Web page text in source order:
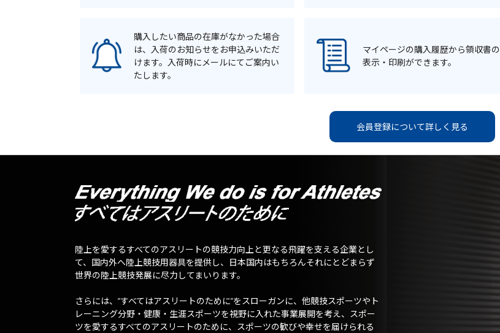
購入したい商品の在庫がなかった場合
は、入荷のお知らせをお申込みいただ
けます。入荷時にメールにてご案内い
たします。
マイページの購入履歴から領収書の
表示・印刷ができます。
会員登録について詳しく見る
陸上を愛するすべてのアスリートの競技力向上と更なる飛躍を支える企業とし
て、国内外へ陸上競技用器具を提供し、日本国内はもちろんそれにとどまらず
世界の陸上競技発展に尽力してまいります。
さらには、”すべてはアスリートのために”をスローガンに、他競技スポーツやト
レーニング分野・健康・生涯スポーツを視野に入れた事業展開を考え、スポー
ツを愛するすべてのアスリートのために、スポーツの歓びや幸せを届けられる